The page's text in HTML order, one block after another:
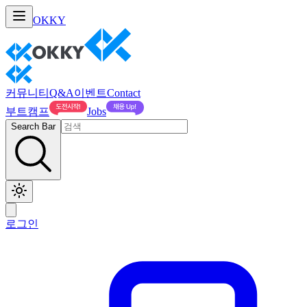
OKKY
커뮤니티 Q&A이벤트Contact
부트캠프
Jobs
Search Bar
로그인